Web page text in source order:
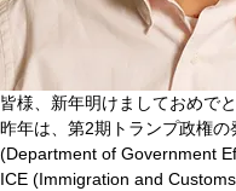
皆様、新年明けましておめで
昨年は、第2期トランプ政権
(Department of Government
ICE (Immigration and